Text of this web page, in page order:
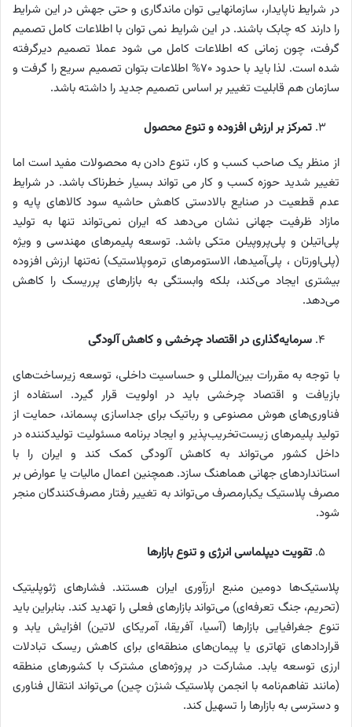
در شرایط ناپایدار، سازمانهایی توان ماندگاری و حتی جهش در این شرایط
را دارند که چابک باشند. در این شرایط نمی توان با اطلاعات کامل تصمیم
گرفت، چون زمانی که اطلاعات کامل می شود عملا تصمیم دیرگرفته
شده است. لذا باید با حدود 70% اطلاعات بتوان تصمیم سریع را گرفت و
سازمان هم قابلیت تغییر بر اساس تصمیم جدید را داشته باشد.
تمرکز بر ارزش افزوده و تنوع محصول
از منظر یک صاحب کسب و کار، تنوع دادن به محصولات مفید است اما
تغییر شدید حوزه کسب و کار می تواند بسیار خطرناک باشد. در شرایط
عدم قطعیت در صنایع بالادستی کاهش حاشیه سود کالاهای پایه و
مازاد ظرفیت جهانی نشان می‌دهد که ایران نمی‌تواند تنها به تولید
پلی‌اتیلن و پلی‌پروپیلن متکی باشد. توسعه پلیمرهای مهندسی و ویژه
(پلی‌اورتان ، پلی‌آمیدها، الاستومرهای ترموپلاستیک) نه‌تنها ارزش افزوده
بیشتری ایجاد می‌کند، بلکه وابستگی به بازارهای پرریسک را کاهش
می‌دهد.
سرمایه‌گذاری در اقتصاد چرخشی و کاهش آلودگی
با توجه به مقررات بین‌المللی و حساسیت داخلی، توسعه زیرساخت‌های
بازیافت و اقتصاد چرخشی باید در اولویت قرار گیرد. استفاده از
فناوری‌های هوش مصنوعی و رباتیک برای جداسازی پسماند، حمایت از
تولید پلیمرهای زیست‌تخریب‌پذیر و ایجاد برنامه مسئولیت تولیدکننده در
داخل کشور می‌تواند به کاهش آلودگی کمک کند و ایران را با
استانداردهای جهانی هماهنگ سازد. همچنین اعمال مالیات یا عوارض بر
مصرف پلاستیک یکبارمصرف می‌تواند به تغییر رفتار مصرف‌کنندگان منجر
شود.
تقویت دیپلماسی انرژی و تنوع بازارها
پلاستیک‌ها دومین منبع ارزآوری ایران هستند. فشارهای ژئوپلیتیک
(تحریم، جنگ تعرفه‌ای) می‌تواند بازارهای فعلی را تهدید کند. بنابراین باید
تنوع جغرافیایی بازارها (آسیا، آفریقا، آمریکای لاتین) افزایش یابد و
قراردادهای تهاتری یا پیمان‌های منطقه‌ای برای کاهش ریسک تبادلات
ارزی توسعه یابد. مشارکت در پروژه‌های مشترک با کشورهای منطقه
(مانند تفاهم‌نامه با انجمن پلاستیک شنژن چین) می‌تواند انتقال فناوری
و دسترسی به بازارها را تسهیل کند.